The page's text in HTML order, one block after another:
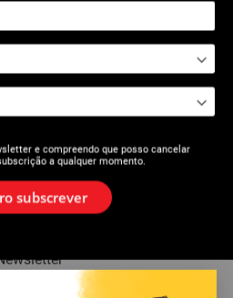
A marca
Notícias
e compreendo que posso cancelar
a qualquer momento.
subscrever